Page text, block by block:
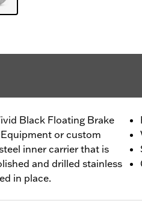
Black Floating Brake
or custom
inner carrier that is
and drilled stainless
in place.